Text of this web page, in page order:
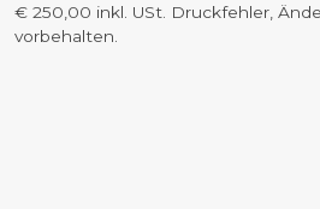
€ 250,00 inkl. USt. Druckfehler,
vorbehalten.